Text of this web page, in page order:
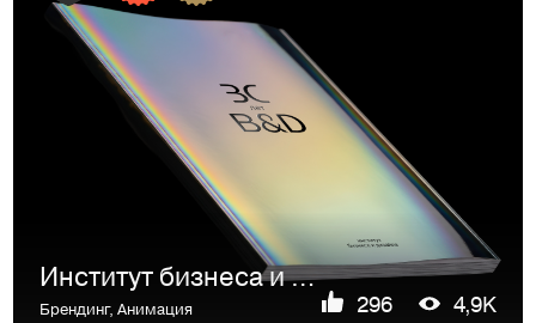
Институт бизнеса и дизайна
Брендинг,Анимация 296 4,9K